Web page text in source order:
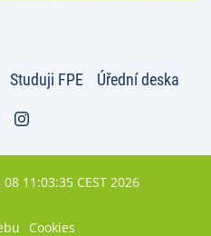
Studuji FPE Úřední deska
11:03:35 CEST 2026
Cookies